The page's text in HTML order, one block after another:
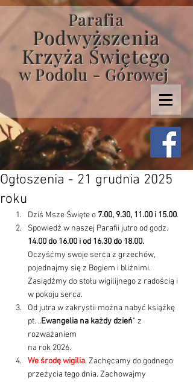
Parafia
Podwyższenia
Krzyża Świętego
w Podolu - Górowej
Ogłoszenia - 21 grudnia 2025
roku
Dziś Msze Święte o 7.00, 9.30, 11.00 i 15.00.
Spowiedź w naszej Parafii jutro od godz.
14.00 do 16.00 i od 16.30 do 18.00.
Oczyśćmy swoje serca z grzechów,
pojednajmy się z Bogiem i bliźnimi.
Zasiądźmy do stołu wigilijnego z radością i
w pokoju serca.
Od jutra w zakrystii można nabyć książkę
pt. „Ewangelia na każdy dzień” z
rozważaniem
na rok 2026.
We środę wigilia. Zachęcamy do godnego
przeżycia tego dnia. Zachowajmy